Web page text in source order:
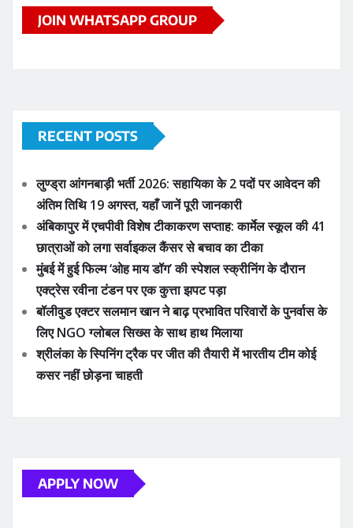
JOIN WHATSAPP GROUP
RECENT POSTS
लुण्ड्रा आंगनबाड़ी भर्ती 2026: सहायिका के 2 पदों पर आवेदन की
अंतिम तिथि 19 अगस्त, यहाँ जानें पूरी जानकारी
अंबिकापुर में एचपीवी विशेष टीकाकरण सप्ताह: कार्मेल स्कूल की 41
छात्राओं को लगा सर्वाइकल कैंसर से बचाव का टीका
मुंबई में हुई फिल्म ‘ओह माय डॉग’ की स्पेशल स्क्रीनिंग के दौरान
एक्ट्रेस रवीना टंडन पर एक कुत्ता झपट पड़ा
बॉलीवुड एक्टर सलमान खान ने बाढ़ प्रभावित परिवारों के पुनर्वास के
लिए NGO ग्लोबल सिख्स के साथ हाथ मिलाया
श्रीलंका के स्पिनिंग ट्रैक पर जीत की तैयारी में भारतीय टीम कोई
कसर नहीं छोड़ना चाहती
APPLY NOW